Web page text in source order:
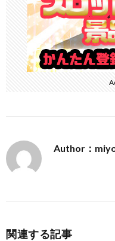
Author：
関連する記事